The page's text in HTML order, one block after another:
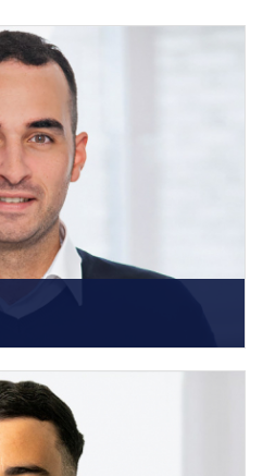
+49 7231 44434-29
E-Mail senden